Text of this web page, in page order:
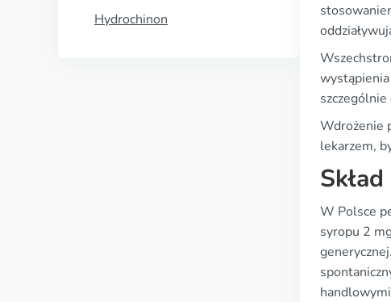
Hydrochinon
Wdrożenie
lekarzem,
W Polsce
syropu 2